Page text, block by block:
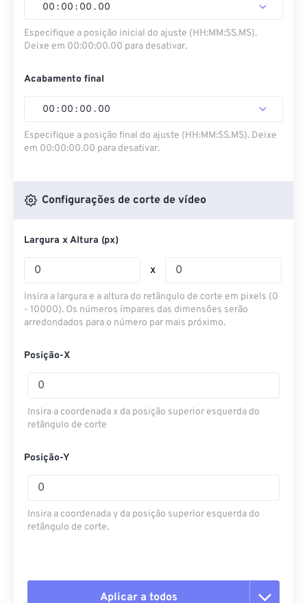
00 : 00 : 00 . 00
Especifique a posição inicial do ajuste (HH:MM:SS.MS).
Deixe em 00:00:00.00 para desativar.
Acabamento final
00 : 00 : 00 . 00
Especifique a posição final do ajuste (HH:MM:SS.MS). Deixe
em 00:00:00.00 para desativar.
Configurações de corte de vídeo
Largura x Altura (px)
x
Insira a largura e a altura do retângulo de corte em pixels (0
- 10000). Os números ímpares das dimensões serão
arredondados para o número par mais próximo.
Posição-X
Insira a coordenada x da posição superior esquerda do
retângulo de corte
Posição-Y
Insira a coordenada y da posição superior esquerda do
retângulo de corte.
Aplicar a todos